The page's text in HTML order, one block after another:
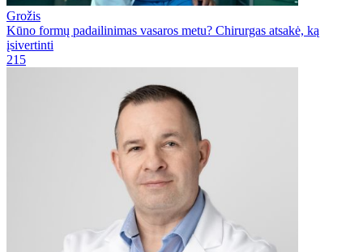
Grožis
Kūno formų padailinimas vasaros metu? Chirurgas atsakė, ką
įsivertinti
215